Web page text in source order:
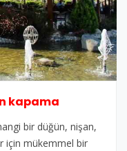
kapama
bir düğün, nişan,
için mükemmel bir